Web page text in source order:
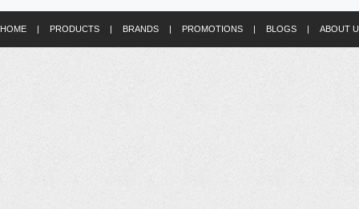
HOME | PRODUCTS | BRANDS | PROMOTIONS | BLOGS | ABOUT